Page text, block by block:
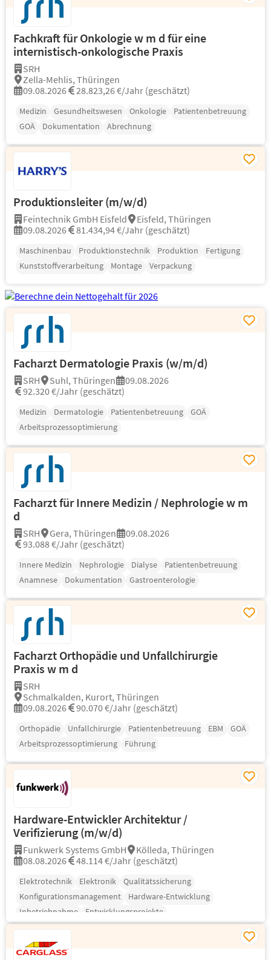
Fachkraft für Onkologie w m d für eine
internistisch-onkologische Praxis
SRH
Zella-Mehlis, Thüringen
09.08.2026
28.823,26 €/Jahr (geschätzt)
Medizin Gesundheitswesen Onkologie
Patientenbetreuung
GOÄ
Dokumentation Abrechnung
Produktionsleiter (m/w/d)
Feintechnik GmbH Eisfeld
Eisfeld, Thüringen
09.08.2026
81.434,94 €/Jahr (geschätzt)
Maschinenbau Produktionstechnik Produktion
Fertigung
Kunststoffverarbeitung
Montage Verpackung
Facharzt Dermatologie Praxis (w/m/d)
SRH Suhl, Thüringen
09.08.2026
92.320 €/Jahr (geschätzt)
Medizin Dermatologie Patientenbetreuung
GOÄ
Arbeitsprozessoptimierung
Facharzt für Innere Medizin / Nephrologie w m
d
SRH Gera, Thüringen
09.08.2026
93.088 €/Jahr (geschätzt)
Innere Medizin Nephrologie Dialyse
Patientenbetreuung
Anamnese
Dokumentation Gastroenterologie
Facharzt Orthopädie und Unfallchirurgie
Praxis w m d
SRH
Schmalkalden, Kurort, Thüringen
09.08.2026
90.070 €/Jahr (geschätzt)
Orthopädie Unfallchirurgie Patientenbetreuung EBM
GOÄ
Arbeitsprozessoptimierung
Führung
Hardware-Entwickler Architektur /
Verifizierung (m/w/d)
Funkwerk Systems GmbH
Kölleda, Thüringen
08.08.2026
48.114 €/Jahr (geschätzt)
Elektrotechnik Elektronik
Qualitätssicherung
Konfigurationsmanagement
Hardware-Entwicklung
Inbetriebnahme
Entwicklungsprojekte